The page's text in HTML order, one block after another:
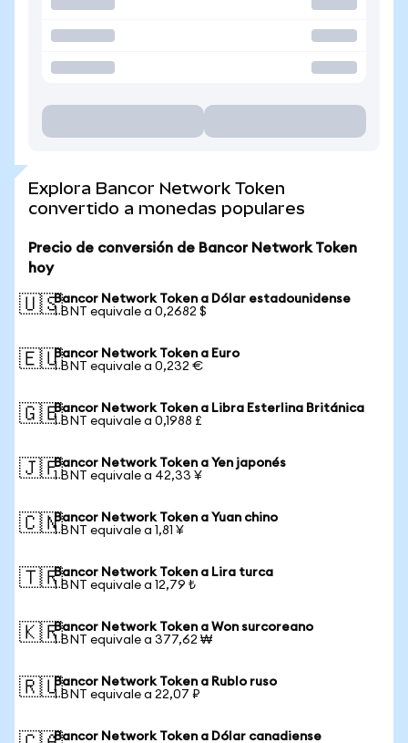
Explora Bancor Network Token
convertido a monedas populares
Precio de conversión de Bancor Network Token
hoy
🇺🇸Bancor Network Token a Dólar estadounidense
1 BNT equivale a 0,2682 $
🇪🇺Bancor Network Token a Euro
1 BNT equivale a 0,232 €
🇬🇧Bancor Network Token a Libra Esterlina Británica
1 BNT equivale a 0,1988 £
🇯🇵Bancor Network Token a Yen japonés
1 BNT equivale a 42,33 ¥
🇨🇳Bancor Network Token a Yuan chino
1 BNT equivale a 1,81 ¥
🇹🇷Bancor Network Token a Lira turca
1 BNT equivale a 12,79 ₺
🇰🇷Bancor Network Token a Won surcoreano
1 BNT equivale a 377,62 ₩
🇷🇺Bancor Network Token a Rublo ruso
1 BNT equivale a 22,07 ₽
Bancor Network Token a Dólar canadiense